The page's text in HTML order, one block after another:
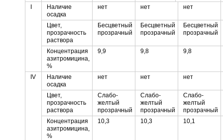
Наличие
осадка
нет нет нет
Цвет,
прозрачность
раствора
Бесцветный
прозрачный
Бесцветный
прозрачный
Бесцветный
прозрачный
Концентрация
азитромицина,
%
9,9 9,8 9,8
IV
Наличие
осадка
нет нет нет
Цвет,
прозрачность
раствора
Слабо-
желтый
прозрачный
Слабо-
желтый
прозрачный
Слабо-
желтый
прозрачный
Концентрация
азитромицина,
%
10,3 10,3 10,1